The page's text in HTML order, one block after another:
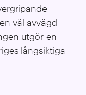
väl avvägd
utgör en
långsiktiga